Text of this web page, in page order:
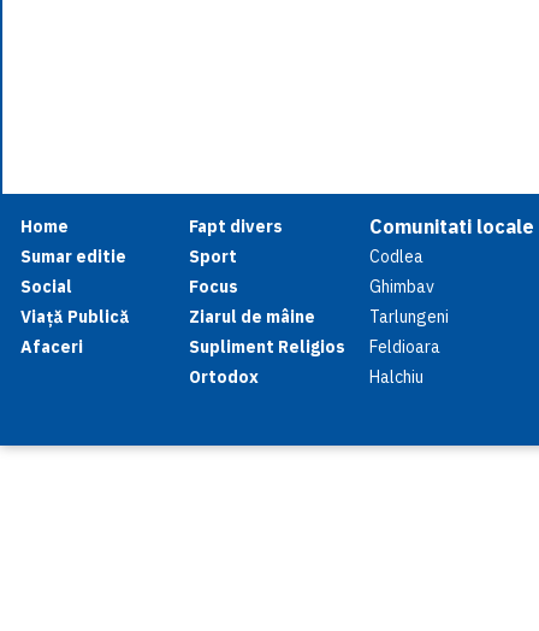
Home
Sumar editie
Social
Viață Publică
Afaceri
Fapt divers
Sport
Focus
Ziarul de mâine
Supliment Religios
Ortodox
Comunitati locale
Codlea
Ghimbav
Tarlungeni
Feldioara
Halchiu